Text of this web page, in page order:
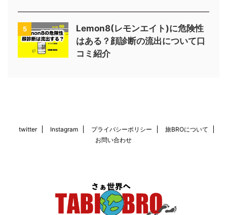
5
Lemon8(レモンエイト)に危険性
はある？顔診断の流出について口
コミ紹介
twitter Instagram プライバシーポリシー
旅BROについて
お問い合わせ